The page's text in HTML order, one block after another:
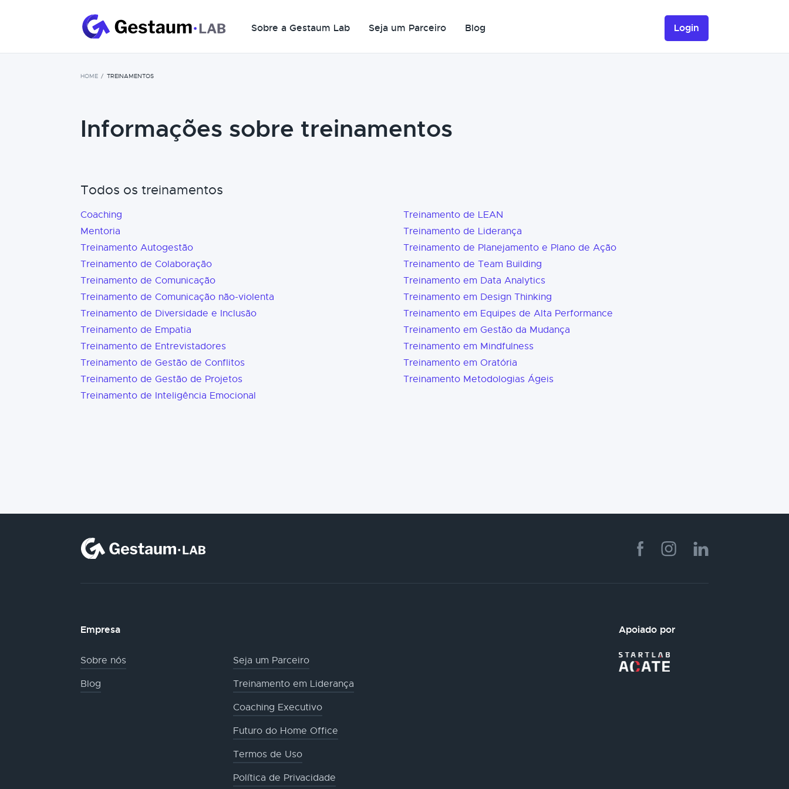
Sobre a Gestaum Lab Seja um Parceiro Blog Login
HOME TREINAMENTOS
Informações sobre treinamentos
Todos os treinamentos
Coaching
Mentoria
Treinamento Autogestão
Treinamento de Colaboração
Treinamento de Comunicação
Treinamento de Comunicação não-violenta
Treinamento de Diversidade e Inclusão
Treinamento de Empatia
Treinamento de Entrevistadores
Treinamento de Gestão de Conflitos
Treinamento de Gestão de Projetos
Treinamento de Inteligência Emocional
Treinamento de LEAN
Treinamento de Liderança
Treinamento de Planejamento e Plano de Ação
Treinamento de Team Building
Treinamento em Data Analytics
Treinamento em Design Thinking
Treinamento em Equipes de Alta Performance
Treinamento em Gestão da Mudança
Treinamento em Mindfulness
Treinamento em Oratória
Treinamento Metodologias Ágeis
Empresa
Sobre nós
Seja um Parceiro
Blog
Treinamento em Liderança
Coaching Executivo
Futuro do Home Office
Termos de Uso
Política de Privacidade
Apoiado por